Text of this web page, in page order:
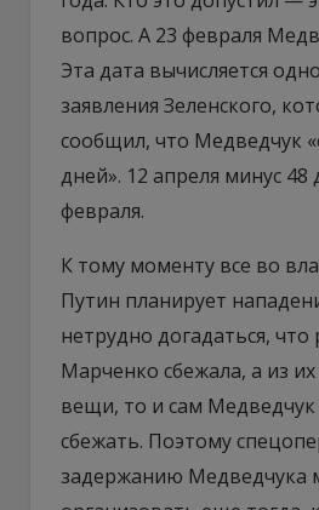
вопрос. А 23 февраля
Эта дата вычисляется
заявления Зеленского,
сообщил, что Медведчук
дней». 12 апреля минус
февраля.
К тому моменту все во
Путин планирует
нетрудно догадаться, что
Марченко сбежала, а из
вещи, то и сам Медведчук
сбежать. Поэтому
задержанию Медведчука